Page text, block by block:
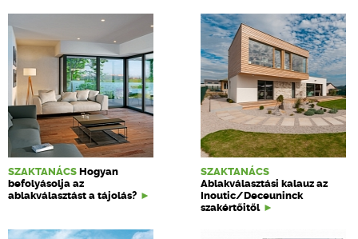
SZAKTANÁCS Hogyan
befolyásolja az
ablakválasztást a tájolás?
SZAKTANÁCS
Ablakválasztási kalauz az
Inoutic/Deceuninck
szakértőitől